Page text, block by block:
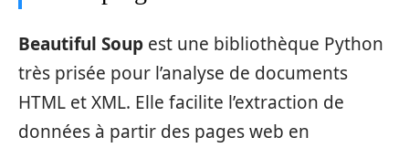
Beautiful Soup est une bibliothèque Python
très prisée pour l’analyse de documents
HTML et XML. Elle facilite l’extraction de
données à partir des pages web en